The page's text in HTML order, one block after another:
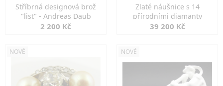
Stříbrná designová brož
"list" - Andreas Daub
2 200 Kč
Zlaté náušnice s 14
přírodními diamanty
39 200 Kč
NOVÉ NOVÉ